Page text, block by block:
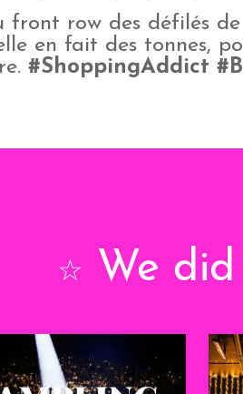
front row des défilés
en fait des tonnes,
#ShoppingAddict
☆ We